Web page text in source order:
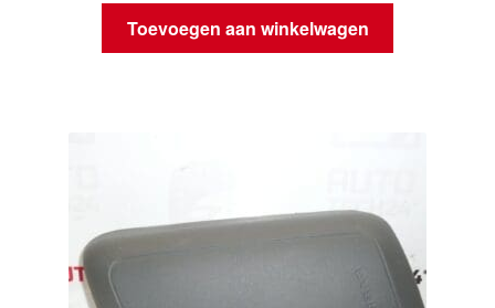
Toevoegen aan winkelwagen